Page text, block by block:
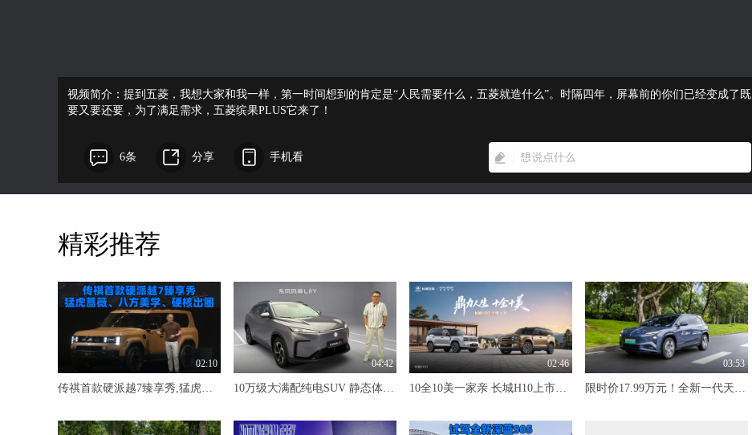
视频简介：提到五菱，我想大家和我一样，第一时间想到的肯定是“人民需要什么，五菱就造什么”。时隔四年，屏幕前的你们已经变成了既
要又要还要，为了满足需求，五菱缤果PLUS它来了！
6条 分享 手机看
精彩推荐
02:10
传祺首款硬派越7臻享秀,猛虎蔷薇、八方美学、硬核出圈
04:42
10万级大满配纯电SUV 静态体验东风风神L8Y
02:46
10全10美一家亲 长城H10上市限时20.18万元起
03:53
限时价17.99万元！全新一代天工08 670 Max重磅上市，限时六重大礼